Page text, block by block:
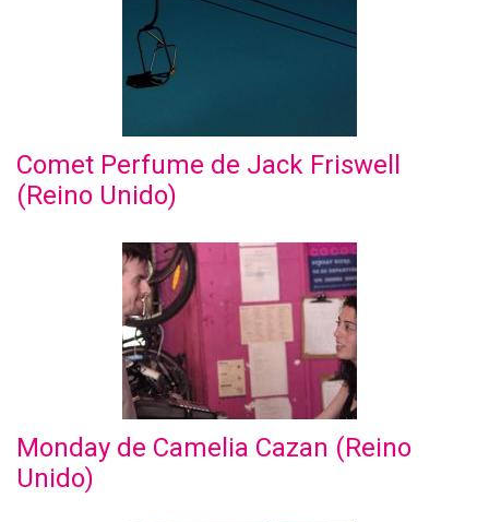
Comet Perfume de Jack Friswell
(Reino Unido)
Monday de Camelia Cazan (Reino
Unido)